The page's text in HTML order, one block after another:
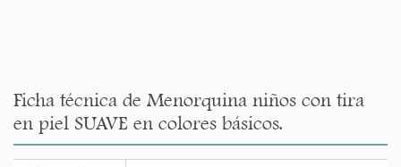
Ficha técnica de Menorquina niños con tira
en piel SUAVE en colores básicos.